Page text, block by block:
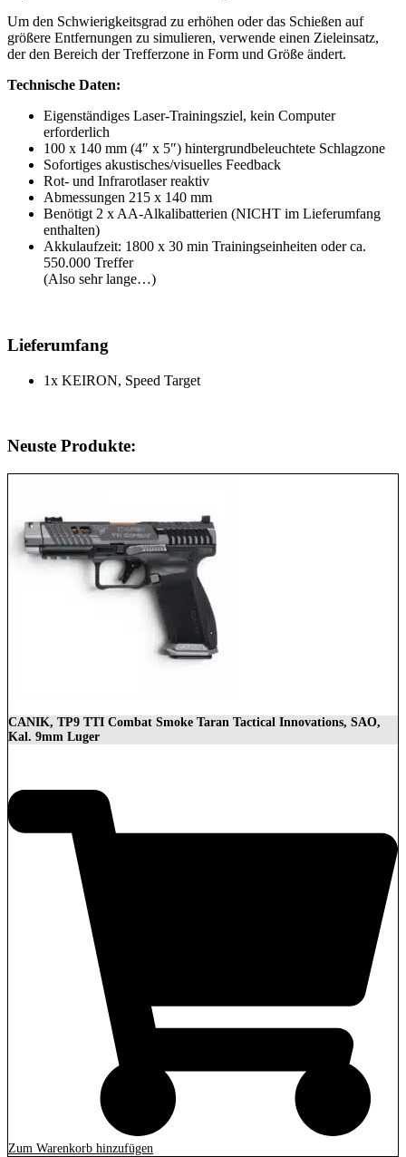
Um den Schwierigkeitsgrad zu erhöhen oder das Schießen auf
größere Entfernungen zu simulieren, verwende einen Zieleinsatz,
der den Bereich der Trefferzone in Form und Größe ändert.
Technische Daten:
Eigenständiges Laser-Trainingsziel, kein Computer
erforderlich
100 x 140 mm (4″ x 5″) hintergrundbeleuchtete Schlagzone
Sofortiges akustisches/visuelles Feedback
Rot- und Infrarotlaser reaktiv
Abmessungen 215 x 140 mm
Benötigt 2 x AA-Alkalibatterien (NICHT im Lieferumfang
enthalten)
Akkulaufzeit: 1800 x 30 min Trainingseinheiten oder ca.
550.000 Treffer
(Also sehr lange…)
Lieferumfang
1x KEIRON, Speed Target
Neuste Produkte:
CANIK, TP9 TTI Combat Smoke Taran Tactical Innovations, SAO,
Kal. 9mm Luger
Zum Warenkorb hinzufügen